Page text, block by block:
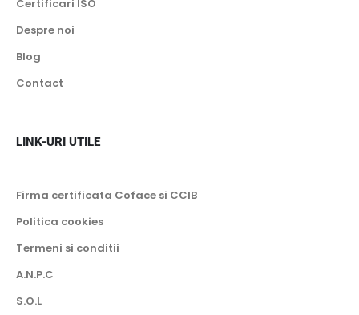
Certificari ISO
Despre noi
Blog
Contact
LINK-URI UTILE
Firma certificata Coface si CCIB
Politica cookies
Termeni si conditii
A.N.P.C
S.O.L